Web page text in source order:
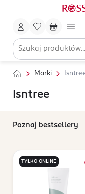
Marki
Isntree
Poznaj bestsellery
TYLKO ONLINE